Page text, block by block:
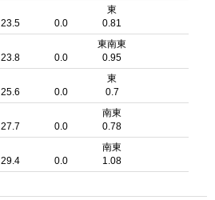
23.5 0.0
東
0.81
23.8 0.0
東南東
0.95
25.6 0.0
東
0.7
27.7 0.0
南東
0.78
29.4 0.0
南東
1.08